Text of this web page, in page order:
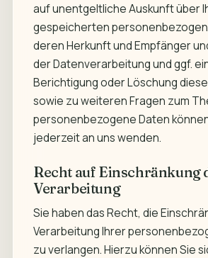
auf unentgeltliche Auskunft über
gespeicherten
deren Herkunft und Empfänger
der Datenverarbeitung und ggf.
Berichtigung oder Löschung
sowie zu weiteren Fragen zum
personenbezogene Daten
jederzeit an uns wenden.
Recht auf Einschränkung
Verarbeitung
Sie haben das Recht, die
Verarbeitung Ihrer
zu verlangen. Hierzu können Sie